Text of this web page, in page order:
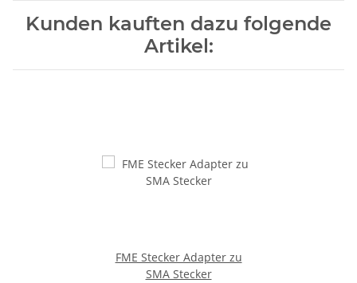
Kunden kauften dazu folgende
Artikel:
FME Stecker Adapter zu
SMA Stecker